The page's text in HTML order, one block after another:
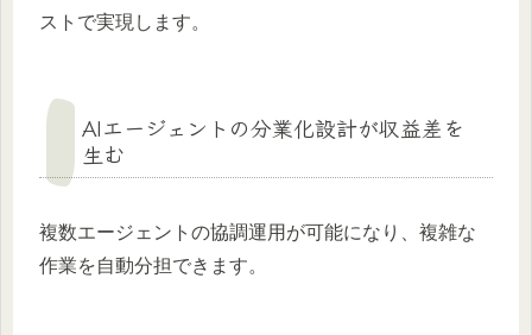
ストで実現します。
AIエージェントの分業化設計が収益差を
生む
複数エージェントの協調運用が可能になり、複雑な
作業を自動分担できます。